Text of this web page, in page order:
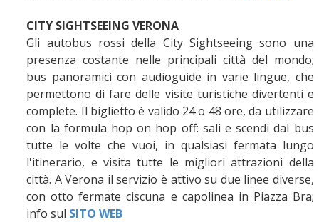
CITY SIGHTSEEING VERONA
Gli autobus rossi della City Sightseeing sono una
presenza costante nelle principali città del mondo;
bus panoramici con audioguide in varie lingue, che
permettono di fare delle visite turistiche divertenti e
complete. Il biglietto è valido 24 o 48 ore, da utilizzare
con la formula hop on hop off: sali e scendi dal bus
tutte le volte che vuoi, in qualsiasi fermata lungo
l'itinerario, e visita tutte le migliori attrazioni della
città. A Verona il servizio è attivo su due linee diverse,
con otto fermate ciscuna e capolinea in Piazza Bra;
info sul SITO WEB